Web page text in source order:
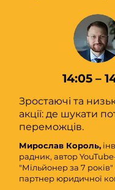
14:05 –
Зростаючі та
акції: де шукати
переможців.
Мирослав Король,
радник, автор
"Мільйонер за 7 років"
партнер юридичної